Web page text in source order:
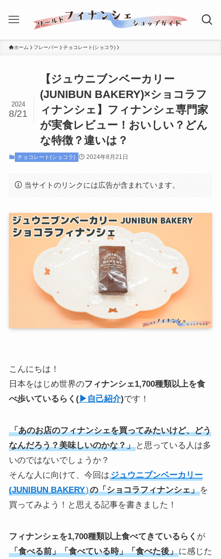
ホーム フレーバー チョコレート(ショコラ)
【ジュウニブンベーカリー
(JUNIBUN BAKERY)×ショコラフ
ィナンシェ】フィナンシェ専門家
が実食レビュー！おいしい？どん
な特徴？違いは？
2024
8/21
チョコレート(ショコラ) 2024年8月21日
当サイトのリンクには広告が含まれています。
こんにちは！
日本をはじめ世界のフィナンシェ1,700種類以上を食
べ歩いている らく (▶︎自己紹介)です！
「あのお店のフィナンシェを買ってみたいけど、どう
なんだろう？美味しいのかな？」と思っている人は多
いのではないでしょうか？
そんな人に向けて、今回はジュウニブンベーカリー
(JUNIBUN BAKERY)の「ショコラフィナンシェ」を
買ってみよう！と思える記事を書きました！
フィナンシェを1,700種類以上食べてきているらく が
「食べる前」「食べている時」「食べた後」に感じた